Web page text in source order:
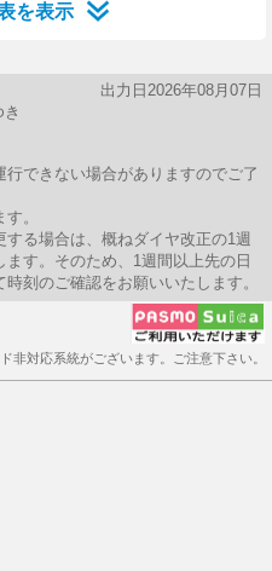
を表示
出力日2026年08月07日
できない場合がありますのでご了
。
る場合は、概ねダイヤ改正の1週
す。そのため、1週間以上先の日
刻のご確認をお願いいたします。
非対応系統がございます。ご注意下さい。